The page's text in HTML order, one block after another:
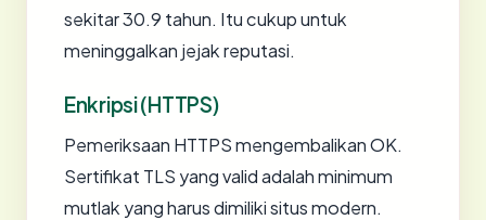
sekitar 30.9 tahun. Itu cukup untuk
meninggalkan jejak reputasi.
Enkripsi (HTTPS)
Pemeriksaan HTTPS mengembalikan OK.
Sertifikat TLS yang valid adalah minimum
mutlak yang harus dimiliki situs modern.